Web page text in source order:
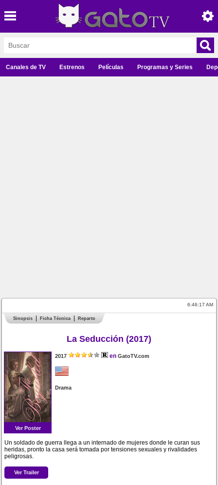
Canales de TV Estrenos Películas Programas y Series
6:46:17 AM
Sinopsis Ficha Técnica Reparto
La Seducción (2017)
Ver Poster
2017 en GatoTV.com
Drama
Un soldado de guerra llega a un internado de mujeres donde le curan sus
heridas, pronto la casa será tomada por tensiones sexuales y rivalidades
peligrosas.
Ver Trailer